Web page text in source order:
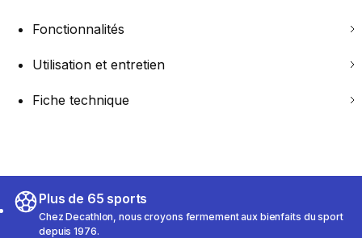
Fonctionnalités
Utilisation et entretien
Fiche technique
Plus de 65 sports
Chez Decathlon, nous croyons fermement aux bienfaits du sport
depuis 1976.